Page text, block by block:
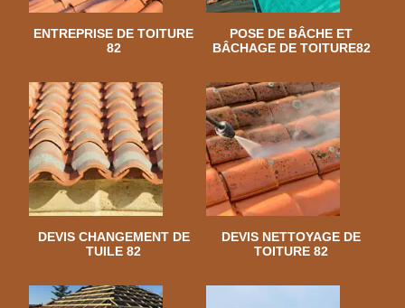
ENTREPRISE DE TOITURE
82
POSE DE BÂCHE ET
BÂCHAGE DE TOITURE82
DEVIS CHANGEMENT DE
TUILE 82
DEVIS NETTOYAGE DE
TOITURE 82